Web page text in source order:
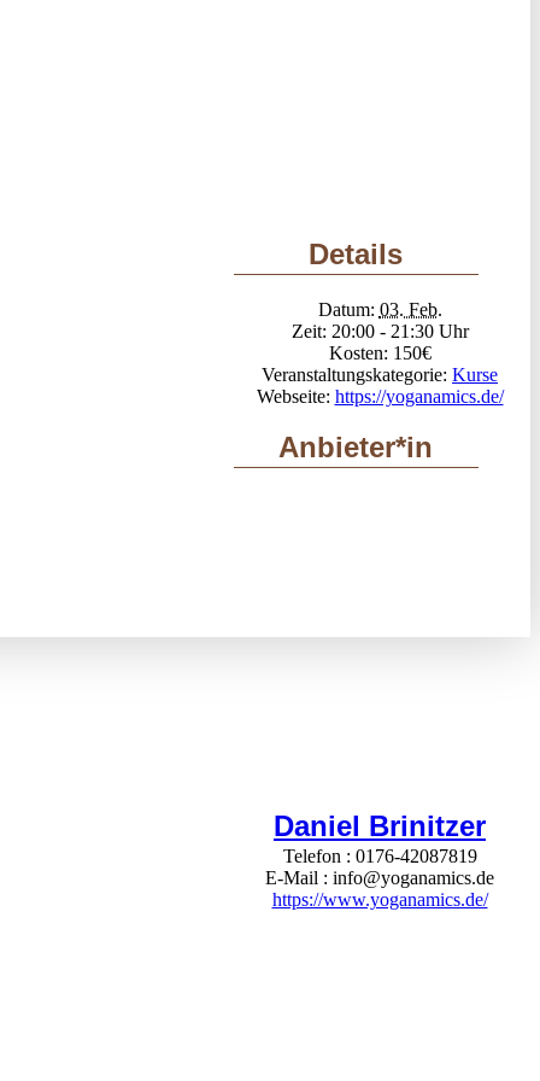
Details
Datum: 03. Feb.
Zeit: 20:00 - 21:30
Kosten: 150€
Veranstaltungskategorie: Kurse
Webseite: https://yoganamics.de/
Anbieter*in
Daniel Brinitzer
Telefon
0176-42087819
E-Mail
info@yoganamics.de
https://www.yoganamics.de/